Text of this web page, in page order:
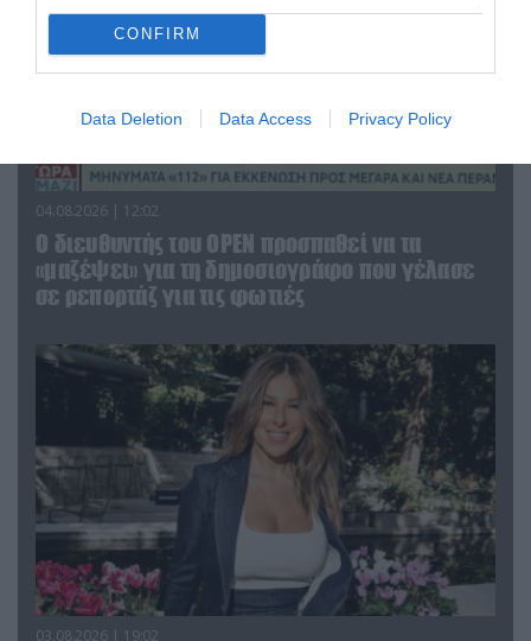
CONFIRM
Data Deletion Data Access Privacy Policy
04.08.2026 | 12:02
O διευθυντής του OPEN προσπαθεί να τα
«μαζέψει» για τη δημοσιογράφο που γέλασε
σε ρεπορτάζ για τις φωτιές
03.08.2026 | 19:02